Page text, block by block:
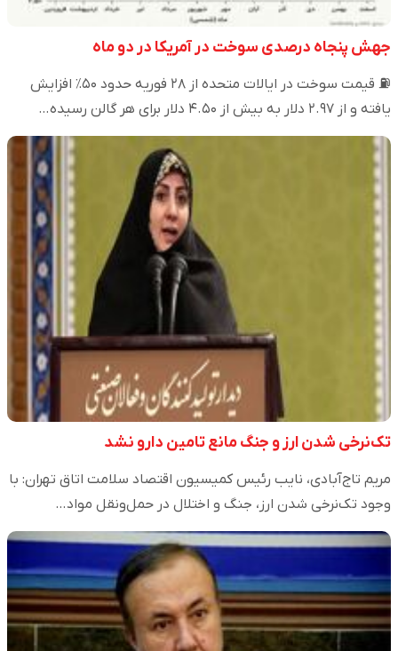
جهش پنجاه درصدی سوخت در آمریکا در دو ماه
⛽️ قیمت سوخت در ایالات متحده از ۲۸ فوریه حدود ۵۰٪ افزایش
یافته و از ۲.۹۷ دلار به بیش از ۴.۵۰ دلار برای هر گالن رسیده…
تک‌نرخی شدن ارز و جنگ مانع تامین دارو نشد
مریم تاج‌آبادی، نایب رئیس کمیسیون اقتصاد سلامت اتاق تهران: با
وجود تک‌نرخی شدن ارز، جنگ و اختلال در حمل‌ونقل مواد…